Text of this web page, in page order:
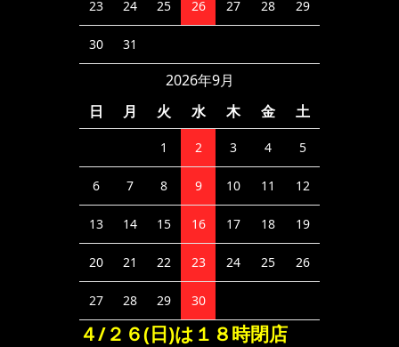
23 24 25 26 27 28 29
30 31
2026年9月
日
月 火 水 木 金 土
1 2 3 4 5
6 7 8 9 10 11 12
13 14 15 16 17 18 19
20 21 22 23 24 25 26
27 28 29 30
４/２６(日)は１８時閉店